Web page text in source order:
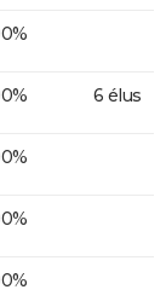
6 élus